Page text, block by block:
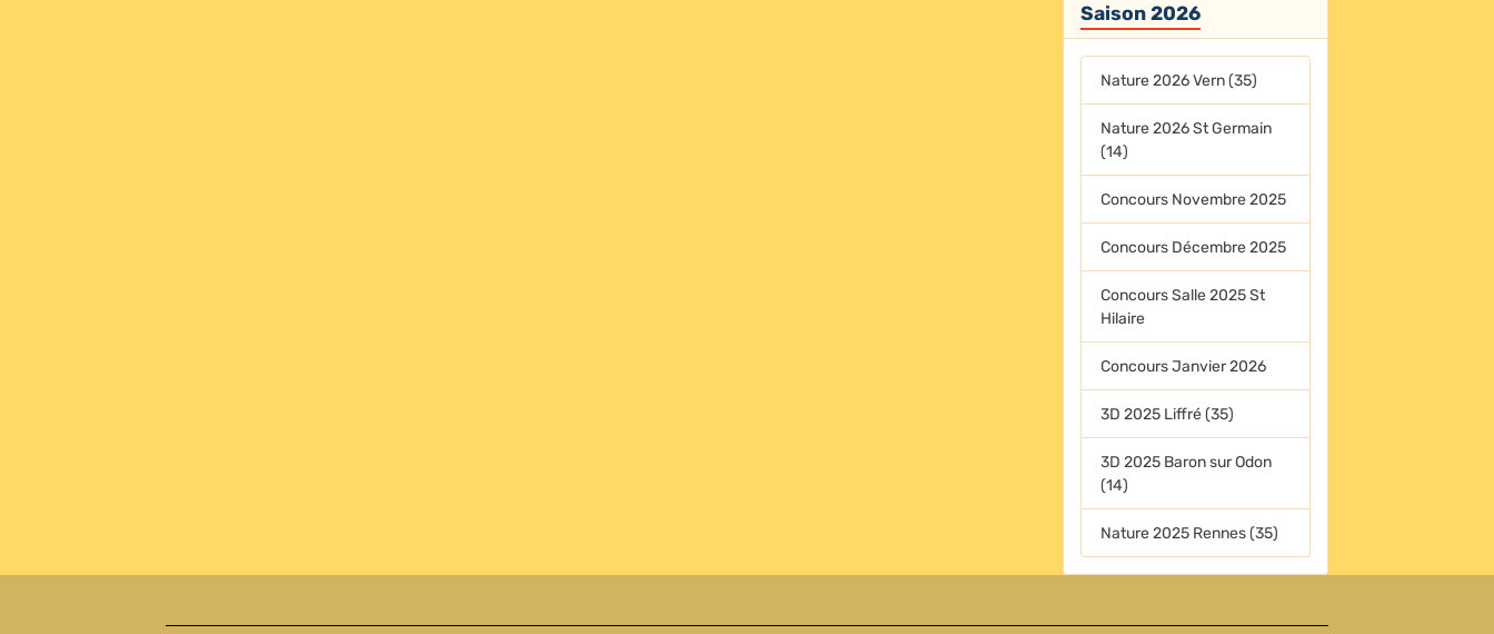
Saison 2026
Nature 2026 Vern (35)
Nature 2026 St Germain
(14)
Concours Novembre 2025
Concours Décembre 2025
Concours Salle 2025 St
Hilaire
Concours Janvier 2026
3D 2025 Liffré (35)
3D 2025 Baron sur Odon
(14)
Nature 2025 Rennes (35)